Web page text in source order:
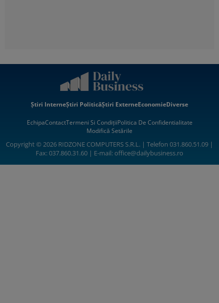
Știri InterneȘtiri PoliticăȘtiri ExterneEconomieDiverse
EchipaContactTermeni Si CondițiiPolitica De Confidentialitate
Modifică Setările
Copyright © 2026 RIDZONE COMPUTERS S.R.L. | Telefon 031.860.51.09 |
Fax: 037.860.31.60 | E-mail:office@dailybusiness.ro